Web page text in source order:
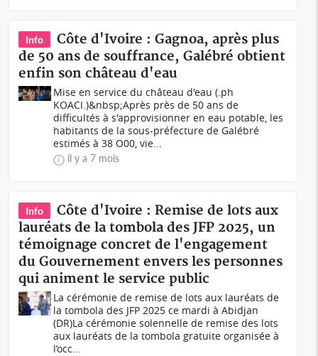
Info
Côte d'Ivoire : Gagnoa, après plus
de 50 ans de souffrance, Galébré obtient
enfin son château d'eau
Mise en service du château d'eau (.ph
KOACI.)&nbsp;Après près de 50 ans de
difficultés à s'approvisionner en eau potable, les
habitants de la sous-préfecture de Galébré
estimés à 38 O00, vie...
il y a 7 mois
Info
Côte d'Ivoire : Remise de lots aux
lauréats de la tombola des JFP 2025, un
témoignage concret de l'engagement
du Gouvernement envers les personnes
qui animent le service public
La cérémonie de remise de lots aux lauréats de
la tombola des JFP 2025 ce mardi à Abidjan
(DR)La cérémonie solennelle de remise des lots
aux lauréats de la tombola gratuite organisée à
l’occ...